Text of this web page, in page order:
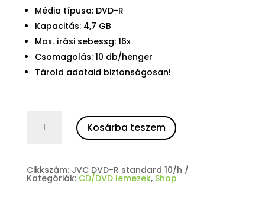
Média típusa: DVD-R
Kapacitás: 4,7 GB
Max. írási sebessg: 16x
Csomagolás: 10 db/henger
Tárold adataid biztonságosan!
henger
lemez
10
db/henger,
Kosárba teszem
Cikkszám: JVC DVD-R standard 10/h
Kategóriák: CD/DVD lemezek, Shop